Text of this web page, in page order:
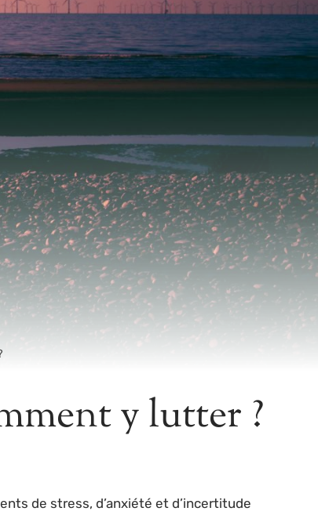
y lutter ?
de stress, d’anxiété et d’incertitude